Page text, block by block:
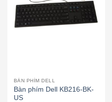
BÀN PHÍM DELL
Bàn phím Dell KB216-BK-
US